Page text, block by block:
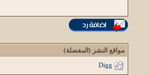
مواقع النشر (المفضلة)
Digg